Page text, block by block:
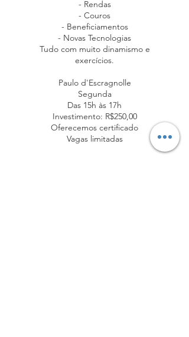
- Rendas
- Couros
- Beneficiamentos
- Novas Tecnologias
Tudo com muito dinamismo e
exercícios.
Paulo d'Escragnolle
Segunda
Das 15h às 17h
Investimento: R$250,00
Oferecemos certificado
Vagas limitadas